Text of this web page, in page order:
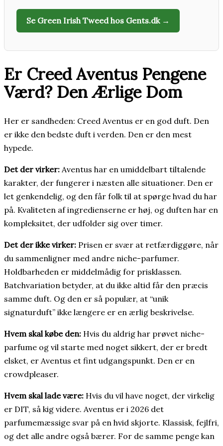
Se Green Irish Tweed hos Gents.dk →
Er Creed Aventus Pengene
Værd? Den Ærlige Dom
Her er sandheden: Creed Aventus er en god duft. Den
er ikke den bedste duft i verden. Den er den mest
hypede.
Det der virker: Aventus har en umiddelbart tiltalende
karakter, der fungerer i næsten alle situationer. Den er
let genkendelig, og den får folk til at spørge hvad du har
på. Kvaliteten af ingredienserne er høj, og duften har en
kompleksitet, der udfolder sig over timer.
Det der ikke virker: Prisen er svær at retfærdiggøre, når
du sammenligner med andre niche-parfumer.
Holdbarheden er middelmådig for prisklassen.
Batchvariation betyder, at du ikke altid får den præcis
samme duft. Og den er så populær, at “unik
signaturduft” ikke længere er en ærlig beskrivelse.
Hvem skal købe den: Hvis du aldrig har prøvet niche-
parfume og vil starte med noget sikkert, der er bredt
elsket, er Aventus et fint udgangspunkt. Den er en
crowdpleaser.
Hvem skal lade være: Hvis du vil have noget, der virkelig
er DIT, så kig videre. Aventus er i 2026 det
parfumemæssige svar på en hvid skjorte. Klassisk, fejlfri,
og det alle andre også bærer. For de samme penge kan